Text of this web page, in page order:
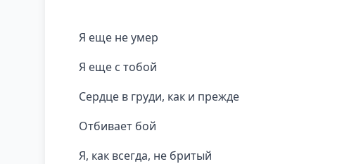
Я еще не умер
Я еще с тобой
Сердце в груди, как и прежде
Отбивает бой
Я, как всегда, не бритый